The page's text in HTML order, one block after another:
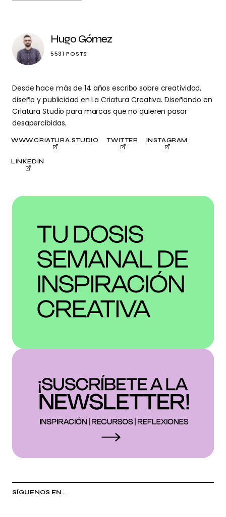
SÍGUENOS EN…
Hugo Gómez
5531 POSTS
Desde hace más de 14 años escribo sobre creatividad,
diseño y publicidad en La Criatura Creativa. Diseñando en
Criatura Studio para marcas que no quieren pasar
desapercibidas.
WWW.CRIATURA.STUDIO TWITTER INSTAGRAM
LINKEDIN